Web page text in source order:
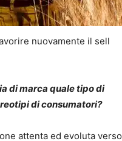
nuovamente il sell
di marca quale tipo di
di consumatori?
attenta ed evoluta verso